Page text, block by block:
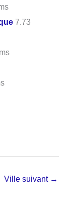
7.73
Ville suivant →